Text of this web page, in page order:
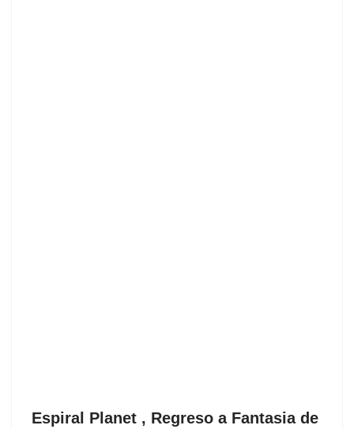
Espiral Planet , Regreso a Fantasia de